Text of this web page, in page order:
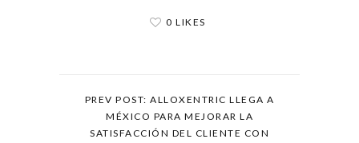
0 LIKES
PREV POST: ALLOXENTRIC LLEGA A
MÉXICO PARA MEJORAR LA
SATISFACCIÓN DEL CLIENTE CON